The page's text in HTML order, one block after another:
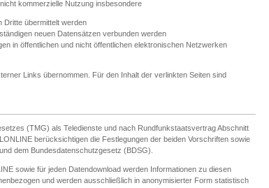
kommerzielle Nutzung insbesondere
Dritte übermittelt werden
neuen Datensätzen verbunden werden
in öffentlichen und nicht öffentlichen elektronischen Netzwerken
Links übernommen. Für den Inhalt der verlinkten Seiten sind
(TMG) als Teledienste und nach Rundfunkstaatsvertrag Abschnitt
berücksichtigen die Festlegungen der beiden Vorschriften sowie
dem Bundesdatenschutzgesetz (BDSG).
sowie für jeden Datendownload werden Informationen zu diesen
und werden ausschließlich in anonymisierter Form statistisch